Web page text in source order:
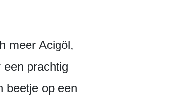
meer Acigöl,
prachtig
beetje op een